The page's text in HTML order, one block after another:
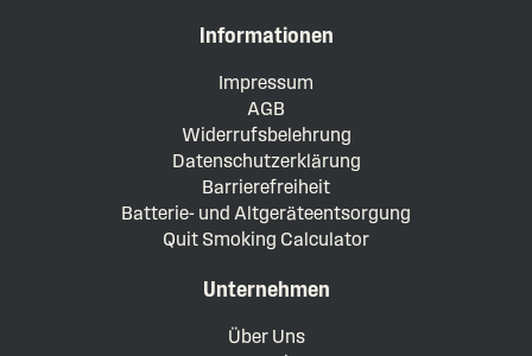
Informationen
Impressum
AGB
Widerrufsbelehrung
Datenschutzerklärung
Barrierefreiheit
Batterie- und Altgeräteentsorgung
Quit Smoking Calculator
Unternehmen
Über Uns